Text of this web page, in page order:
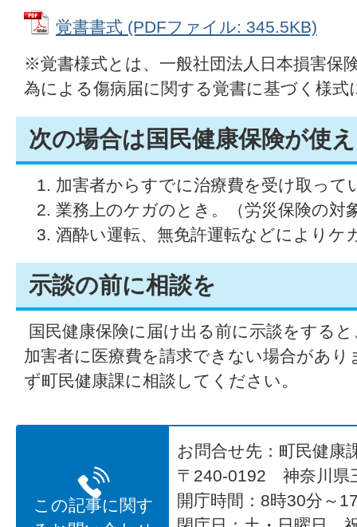
覚書書式 (PDFファイル: 345.5KB)
※覚書様式とは、一般社団法人日本損害保
為による傷病届に関する覚書に基づく様式
次の場合は国民健康保険が使
加害者からすでに治療費を受け取って
業務上のケガのとき。（労災保険の対
酒酔い運転、無免許運転などによりケ
示談の前に相談を
国民健康保険に届け出る前に示談をする
加害者に医療費を請求できない場合があ
ず町民健康課に相談してください。
この記事に関す
お問合せ先：町民健康
〒240-0192 神奈川県
開庁時間：8時30分～